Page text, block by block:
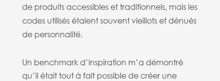
de produits accessibles et traditionnels, mais les
codes utilisés étaient souvent vieillots et dénués
de personnalité.
Un benchmark d’inspiration m’a démontré
qu’il était tout à fait possible de créer une